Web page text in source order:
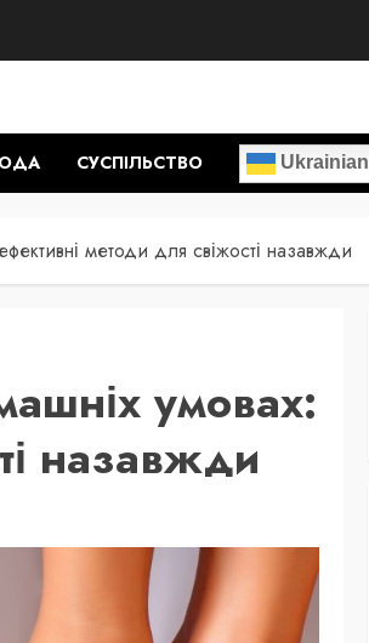
СУСПІЛЬСТВО Ukrainian
методи для свіжості назавжди
умовах:
назавжди